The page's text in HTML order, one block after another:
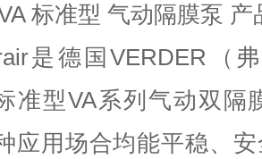
标准型 气动隔膜泵 产
是德国VERDER（
准型VA系列 气动双隔
应用场合均能平稳、